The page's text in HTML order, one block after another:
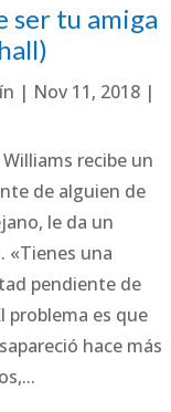
ser tu amiga
| Nov 11, 2018|
recibe un
de alguien de
le da un
«Tienes una
pendiente de
problema es que
hace más